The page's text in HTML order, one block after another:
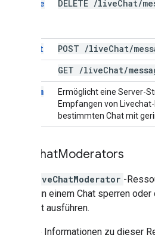
delete
DELETE /liveChat/
insert POST /liveChat/
GET /liveChat/
stream
Ermöglicht eine Server-
Empfangen von
bestimmten Chat mit
ChatModerators
liveChatModerator -
Nutzer in einem Chat sperren
Livechat ausführen.
Weitere Informationen zu dieser